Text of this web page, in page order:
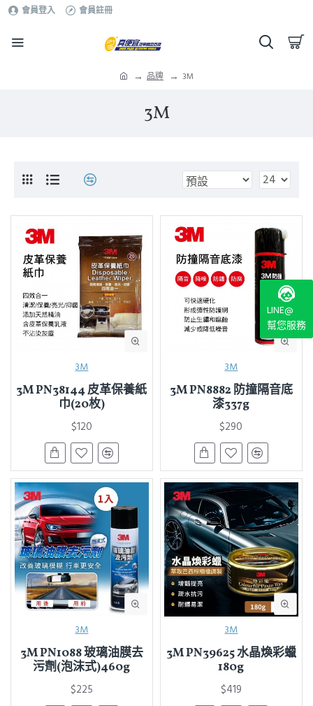
會員登入 會員註冊
品牌 3M
3M
3M
3M PN38144 皮革保養紙
巾(20枚)
$120
3M
3M PN8882 防撞隔音底
漆337g
$290
3M
3M PN1088 玻璃油膜去
污劑(泡沫式)460g
$225
3M
3M PN39625 水晶煥彩蠟
180g
$419
LINE@
幫您服務